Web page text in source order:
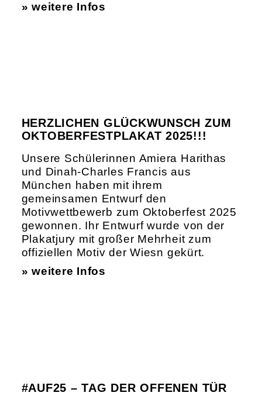
» weitere Infos
HERZLICHEN GLÜCKWUNSCH ZUM
OKTOBERFESTPLAKAT 2025!!!
Unsere Schülerinnen Amiera Harithas
und Dinah-Charles Francis aus
München haben mit ihrem
gemeinsamen Entwurf den
Motivwettbewerb zum Oktoberfest 2025
gewonnen. Ihr Entwurf wurde von der
Plakatjury mit großer Mehrheit zum
offiziellen Motiv der Wiesn gekürt.
» weitere Infos
#AUF25 – TAG DER OFFENEN TÜR